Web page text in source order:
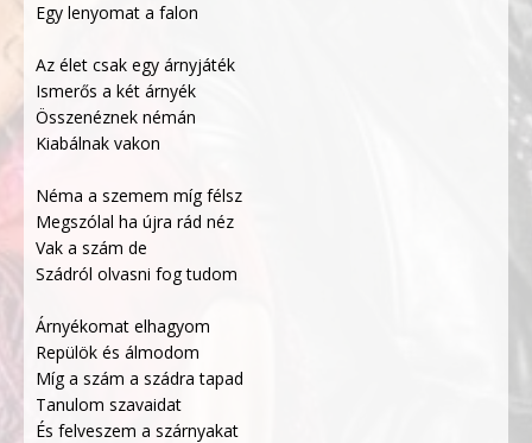
Egy lenyomat a falon
Az élet csak egy árnyjáték
Ismerős a két árnyék
Összenéznek némán
Kiabálnak vakon
Néma a szemem míg félsz
Megszólal ha újra rád néz
Vak a szám de
Szádról olvasni fog tudom
Árnyékomat elhagyom
Repülök és álmodom
Míg a szám a szádra tapad
Tanulom szavaidat
És felveszem a szárnyakat